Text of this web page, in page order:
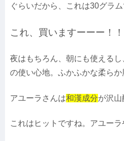
ぐらいだから、これは30グラム
これ、買いますーーー！！
夜はもちろん、朝にも使える
の使い心地。ふかふかな柔らか
アユーラさんは和漢成分が沢山
これはヒットですね。アユーラ